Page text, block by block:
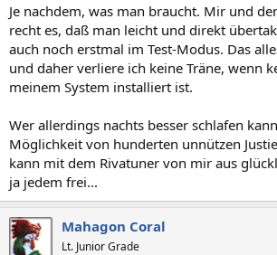
Je nachdem, was man braucht. Mir und
recht es, daß man leicht und direkt
auch noch erstmal im Test-Modus. Das
und daher verliere ich keine Träne, wenn
meinem System installiert ist.
Wer allerdings nachts besser schlafen
Möglichkeit von hunderten unnützen
kann mit dem Rivatuner von mir aus
ja jedem frei...
Mahagon Coral
Lt. Junior Grade